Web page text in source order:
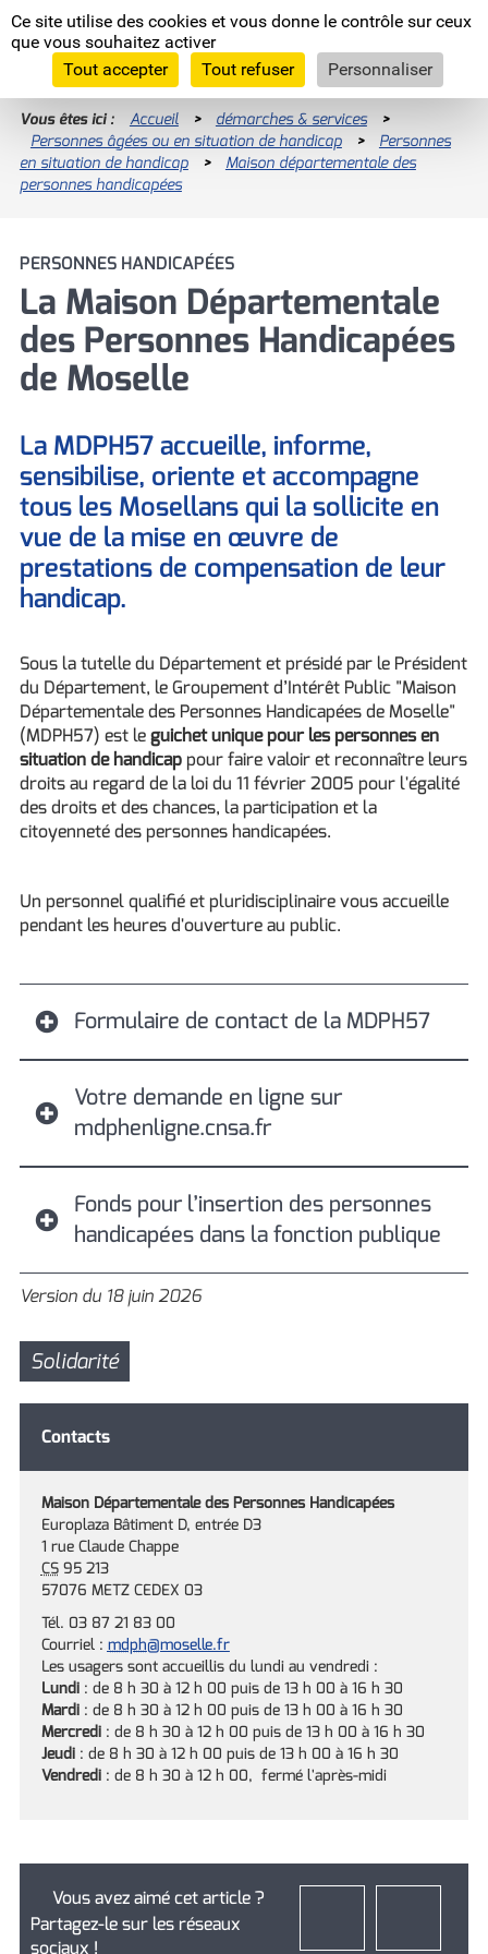
Panneau de gestion des cookies
Ce site utilise des cookies et vous donne le contrôle sur ceux
que vous souhaitez activer
Tout accepter
Tout refuser Personnaliser
Moselle
L'Eurodépartement
RECHERCHES LES PLUS FRÉQUENTES
Allocation Personnalisée d'Autonomie
(APA)
Devenez famille d'accueil !
Devenir assistant maternel (H/F)
(PCH)
Signaler un enfant en danger
Enquêtes publiques
Programme INTERREG VI
La Moselle, européenne par nature
Les assises de l'agriculture
Comité départementaux
Vous êtes ici : Accueil > démarches & services
>
Personnes âgées ou en situation de handicap
>
Personnes
en situation de handicap
>
Maison départementale des
personnes handicapées
PERSONNES HANDICAPÉES
La Maison Départementale
des Personnes Handicapées
de Moselle
La MDPH57 accueille, informe,
sensibilise, oriente et accompagne
tous les Mosellans qui la sollicite en
vue de la mise en œuvre de
prestations de compensation de leur
handicap.
Sous la tutelle du Département et présidé par le Président
du Département, le Groupement d’Intérêt Public "Maison
Départementale des Personnes Handicapées de Moselle"
(MDPH57) est leguichet unique pour les personnes en
situation de handicappour faire valoir et reconnaître leurs
droits au regard de la loi du 11 février 2005 pour l'égalité
des droits et des chances, la participation et la
citoyenneté des personnes handicapées.
Un personnel qualifié et pluridisciplinaire vous accueille
pendant les heures d'ouverture au public.
Formulaire de contact de la MDPH57
Votre demande en ligne sur
mdphenligne.cnsa.fr
Fonds pour l’insertion des personnes
handicapées dans la fonction publique
Version du 18 juin 2026
Solidarité
Contacts
Maison Départementale des Personnes Handicapées
Europlaza Bâtiment D, entrée D3
1 rue Claude Chappe
CS95 213
57076 METZ CEDEX 03
Tél. 03 87 21 83 00
Courriel : mdph@moselle.fr
Les usagers sont accueillis du lundi au vendredi :
Lundi: de 8 h 30 à 12 h 00 puis de 13 h 00 à 16 h 30
Mardi: de 8 h 30 à 12 h 00 puis de 13 h 00 à 16 h 30
Mercredi: de 8 h 30 à 12 h 00 puis de 13 h 00 à 16 h 30
Jeudi: de 8 h 30 à 12 h 00 puis de 13 h 00 à 16 h 30
Vendredi: de 8 h 30 à 12 h 00, fermé l'après-midi
Vous avez aimé cet article ?
Partagez-le sur les réseaux
sociaux !